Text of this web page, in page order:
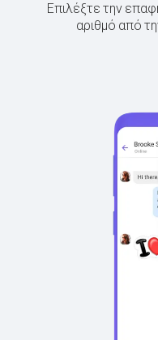
Επιλέξτε την
αριθμό από